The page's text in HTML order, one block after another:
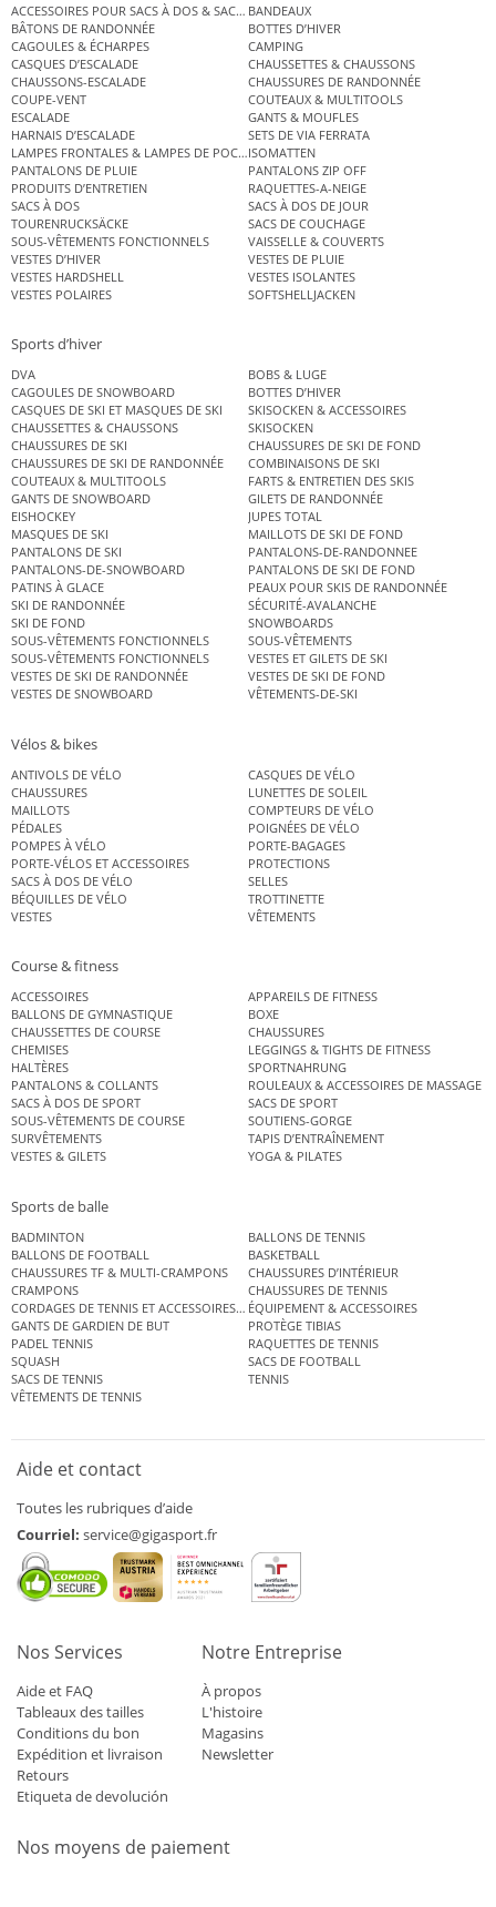
ACCESSOIRES POUR SACS À DOS & SACS ÉTANCHES
BANDEAUX
BÂTONS DE RANDONNÉE
BOTTES D’HIVER
CAGOULES & ÉCHARPES
CAMPING
CASQUES D’ESCALADE
CHAUSSETTES & CHAUSSONS
CHAUSSONS-ESCALADE
CHAUSSURES DE RANDONNÉE
COUPE-VENT
COUTEAUX & MULTITOOLS
ESCALADE
GANTS & MOUFLES
HARNAIS D’ESCALADE
SETS DE VIA FERRATA
LAMPES FRONTALES & LAMPES DE POCHEISOMATTEN
PANTALONS DE PLUIE
PANTALONS ZIP OFF
PRODUITS D’ENTRETIEN
RAQUETTES-A-NEIGE
SACS À DOS
SACS À DOS DE JOUR
TOURENRUCKSÄCKE
SACS DE COUCHAGE
SOUS-VÊTEMENTS FONCTIONNELS
VAISSELLE & COUVERTS
VESTES D’HIVER
VESTES DE PLUIE
VESTES HARDSHELL
VESTES ISOLANTES
VESTES POLAIRES
SOFTSHELLJACKEN
Sports d’hiver
DVA
BOBS & LUGE
CAGOULES DE SNOWBOARD
BOTTES D’HIVER
CASQUES DE SKI ET MASQUES DE SKI
SKISOCKEN & ACCESSOIRES
CHAUSSETTES & CHAUSSONS
SKISOCKEN
CHAUSSURES DE SKI
CHAUSSURES DE SKI DE FOND
CHAUSSURES DE SKI DE RANDONNÉE
COMBINAISONS DE SKI
COUTEAUX & MULTITOOLS
FARTS & ENTRETIEN DES SKIS
GANTS DE SNOWBOARD
GILETS DE RANDONNÉE
EISHOCKEY
JUPES TOTAL
MASQUES DE SKI
MAILLOTS DE SKI DE FOND
PANTALONS DE SKI
PANTALONS-DE-RANDONNEE
PANTALONS-DE-SNOWBOARD
PANTALONS DE SKI DE FOND
PATINS À GLACE
PEAUX POUR SKIS DE RANDONNÉE
SKI DE RANDONNÉE
SÉCURITÉ-AVALANCHE
SKI DE FOND
SNOWBOARDS
SOUS-VÊTEMENTS FONCTIONNELS
SOUS-VÊTEMENTS
SOUS-VÊTEMENTS FONCTIONNELS
VESTES ET GILETS DE SKI
VESTES DE SKI DE RANDONNÉE
VESTES DE SKI DE FOND
VESTES DE SNOWBOARD
VÊTEMENTS-DE-SKI
Vélos & bikes
ANTIVOLS DE VÉLO
CASQUES DE VÉLO
CHAUSSURES
LUNETTES DE SOLEIL
MAILLOTS
COMPTEURS DE VÉLO
PÉDALES
POIGNÉES DE VÉLO
POMPES À VÉLO
PORTE-BAGAGES
PORTE-VÉLOS ET ACCESSOIRES
PROTECTIONS
SACS À DOS DE VÉLO
SELLES
BÉQUILLES DE VÉLO
TROTTINETTE
VESTES
VÊTEMENTS
Course & fitness
ACCESSOIRES
APPAREILS DE FITNESS
BALLONS DE GYMNASTIQUE
BOXE
CHAUSSETTES DE COURSE
CHAUSSURES
CHEMISES
LEGGINGS & TIGHTS DE FITNESS
HALTÈRES
SPORTNAHRUNG
PANTALONS & COLLANTS
ROULEAUX & ACCESSOIRES DE MASSAGE
SACS À DOS DE SPORT
SACS DE SPORT
SOUS-VÊTEMENTS DE COURSE
SOUTIENS-GORGE
SURVÊTEMENTS
TAPIS D’ENTRAÎNEMENT
VESTES & GILETS
YOGA & PILATES
Sports de balle
BADMINTON
BALLONS DE TENNIS
BALLONS DE FOOTBALL
BASKETBALL
CHAUSSURES TF & MULTI-CRAMPONS
CHAUSSURES D’INTÉRIEUR
CRAMPONS
CHAUSSURES DE TENNIS
CORDAGES DE TENNIS ET ACCESSOIRES DE TENNISÉQUIPEMENT & ACCESSOIRES
GANTS DE GARDIEN DE BUT
PROTÈGE TIBIAS
PADEL TENNIS
RAQUETTES DE TENNIS
SQUASH
SACS DE FOOTBALL
SACS DE TENNIS
TENNIS
VÊTEMENTS DE TENNIS
Aide et contact
Toutes les rubriques d’aide
Courriel: service@gigasport.fr
Nos Services
Aide et FAQ
Tableaux des tailles
Conditions du bon
Expédition et livraison
Retours
Etiqueta de devolución
Notre Entreprise
À propos
L'histoire
Magasins
Newsletter
Nos moyens de paiement